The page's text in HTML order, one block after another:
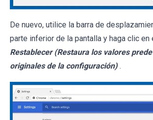
De nuevo, utilice la barra de
parte inferior de la pantalla y haga clic en
Restablecer (Restaura los valores
originales de la configuración) .